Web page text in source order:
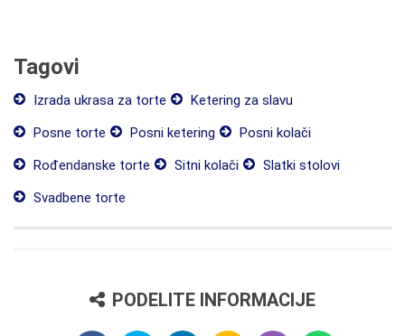
Tagovi
Izrada ukrasa za torte
Ketering za slavu
Posne torte
Posni ketering
Posni kolači
Rođendanske torte
Sitni kolači
Slatki stolovi
Svadbene torte
PODELITE INFORMACIJE